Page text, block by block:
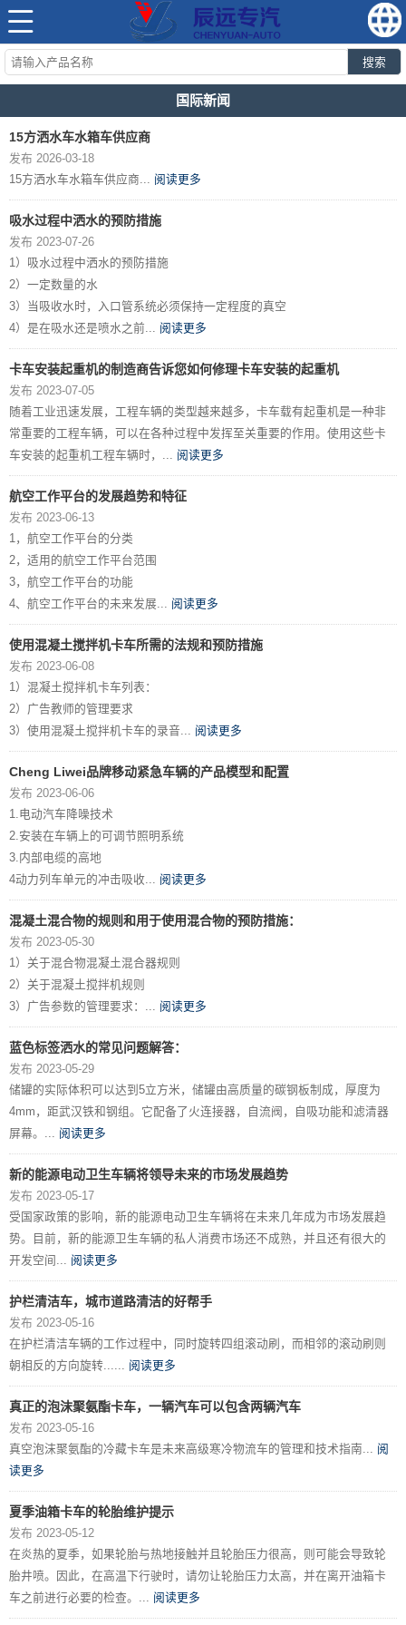
搜索
国际新闻
15方洒水车水箱车供应商
发布 2026-03-18
15方洒水车水箱车供应商... 阅读更多
吸水过程中洒水的预防措施
发布 2023-07-26
1）吸水过程中洒水的预防措施
2）一定数量的水
3）当吸收水时，入口管系统必须保持一定程度的真空
4）是在吸水还是喷水之前... 阅读更多
卡车安装起重机的制造商告诉您如何修理卡车安装的起重机
发布 2023-07-05
随着工业迅速发展，工程车辆的类型越来越多，卡车载有起重机是一种非
常重要的工程车辆，可以在各种过程中发挥至关重要的作用。使用这些卡
车安装的起重机工程车辆时，... 阅读更多
航空工作平台的发展趋势和特征
发布 2023-06-13
1，航空工作平台的分类
2，适用的航空工作平台范围
3，航空工作平台的功能
4、航空工作平台的未来发展... 阅读更多
使用混凝土搅拌机卡车所需的法规和预防措施
发布 2023-06-08
1）混凝土搅拌机卡车列表：
2）广告教师的管理要求
3）使用混凝土搅拌机卡车的录音... 阅读更多
Cheng Liwei品牌移动紧急车辆的产品模型和配置
发布 2023-06-06
1.电动汽车降噪技术
2.安装在车辆上的可调节照明系统
3.内部电缆的高地
4动力列车单元的冲击吸收... 阅读更多
混凝土混合物的规则和用于使用混合物的预防措施：
发布 2023-05-30
1）关于混合物混凝土混合器规则
2）关于混凝土搅拌机规则
3）广告参数的管理要求：... 阅读更多
蓝色标签洒水的常见问题解答：
发布 2023-05-29
储罐的实际体积可以达到5立方米，储罐由高质量的碳钢板制成，厚度为
4mm，距武汉铁和钢组。它配备了火连接器，自流阀，自吸功能和滤清器
屏幕。... 阅读更多
新的能源电动卫生车辆将领导未来的市场发展趋势
发布 2023-05-17
受国家政策的影响，新的能源电动卫生车辆将在未来几年成为市场发展趋
势。目前，新的能源卫生车辆的私人消费市场还不成熟，并且还有很大的
开发空间... 阅读更多
护栏清洁车，城市道路清洁的好帮手
发布 2023-05-16
在护栏清洁车辆的工作过程中，同时旋转四组滚动刷，而相邻的滚动刷则
朝相反的方向旋转...... 阅读更多
真正的泡沫聚氨酯卡车，一辆汽车可以包含两辆汽车
发布 2023-05-16
真空泡沫聚氨酯的冷藏卡车是未来高级寒冷物流车的管理和技术指南... 阅
读更多
夏季油箱卡车的轮胎维护提示
发布 2023-05-12
在炎热的夏季，如果轮胎与热地接触并且轮胎压力很高，则可能会导致轮
胎井喷。因此，在高温下行驶时，请勿让轮胎压力太高，并在离开油箱卡
车之前进行必要的检查。... 阅读更多